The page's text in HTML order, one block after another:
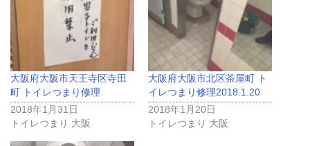
大阪府大阪市天王寺区寺田
町 トイレつまり修理
2018年1月31日
トイレつまり 大阪
大阪府大阪市北区茶屋町 ト
イレつまり修理2018.1.20
2018年1月20日
トイレつまり 大阪